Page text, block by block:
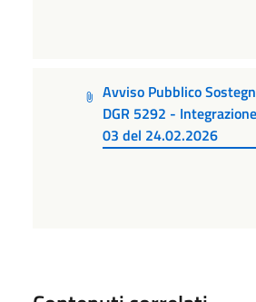
Avviso Pubblico
DGR 5292 -
03 del 24.02.2026